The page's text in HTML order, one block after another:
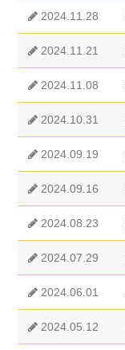
2024.11.28
2024.11.21
2024.11.08
2024.10.31
2024.09.19
2024.09.16
2024.08.23
2024.07.29
2024.06.01
2024.05.12